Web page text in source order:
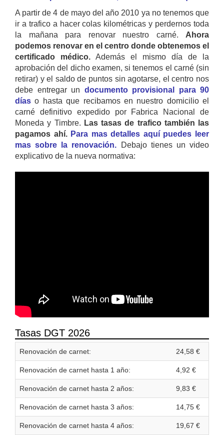
A partir de 4 de mayo del año 2010 ya no tenemos que
ir a trafico a hacer colas kilométricas y perdernos toda
la mañana para renovar nuestro carné. Ahora
podemos renovar en el centro donde obtenemos el
certificado médico. Además el mismo día de la
aprobación del dicho examen, si tenemos el carné (sin
retirar) y el saldo de puntos sin agotarse, el centro nos
debe entregar un documento provisional para 90
días o hasta que recibamos en nuestro domicilio el
carné definitivo expedido por Fabrica Nacional de
Moneda y Timbre. Las tasas de trafico también las
pagamos ahí. Para mas detalles aquí puedes leer
mas sobre la renovación. Debajo tienes un video
explicativo de la nueva normativa:
Tasas DGT 2026
Renovación de carnet: 24,58 €
Renovación de carnet hasta 1 año: 4,92 €
Renovación de carnet hasta 2 años: 9,83 €
Renovación de carnet hasta 3 años: 14,75 €
Renovación de carnet hasta 4 años: 19,67 €